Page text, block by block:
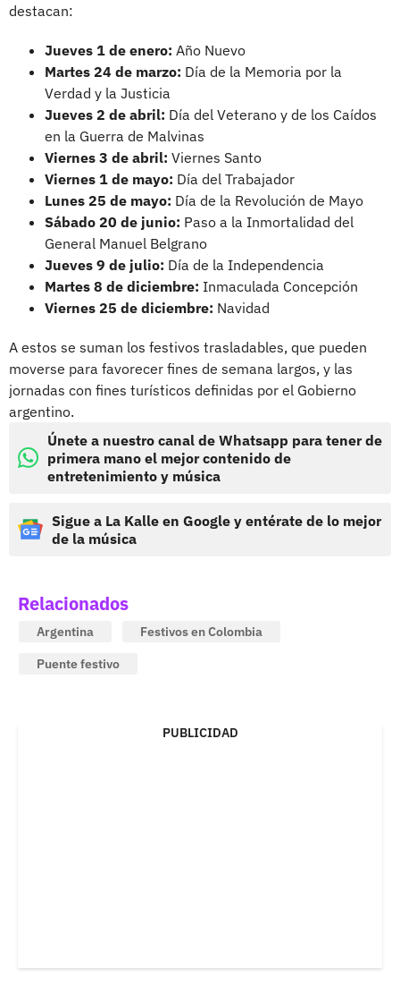
destacan:
Jueves 1 de enero: Año Nuevo
Martes 24 de marzo: Día de la Memoria por la
Verdad y la Justicia
Jueves 2 de abril: Día del Veterano y de los Caídos
en la Guerra de Malvinas
Viernes 3 de abril: Viernes Santo
Viernes 1 de mayo: Día del Trabajador
Lunes 25 de mayo: Día de la Revolución de Mayo
Sábado 20 de junio: Paso a la Inmortalidad del
General Manuel Belgrano
Jueves 9 de julio: Día de la Independencia
Martes 8 de diciembre: Inmaculada Concepción
Viernes 25 de diciembre: Navidad
A estos se suman los festivos trasladables, que pueden
moverse para favorecer fines de semana largos, y las
jornadas con fines turísticos definidas por el Gobierno
argentino.
Únete a nuestro canal de Whatsapp para tener de
primera mano el mejor contenido de
entretenimiento y música
Sigue a La Kalle en Google y entérate de lo mejor
de la música
Relacionados
Argentina
Festivos en Colombia
Puente festivo
PUBLICIDAD